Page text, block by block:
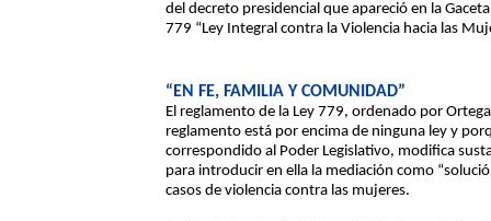
del decreto presidencial que apareció en la
779 “Ley Integral contra la Violencia hacia las
“EN FE, FAMILIA Y COMUNIDAD”
El reglamento de la Ley 779, ordenado por
reglamento está por encima de ninguna ley y
correspondido al Poder Legislativo, modifica
para introducir en ella la mediación como
casos de violencia contra las mujeres.